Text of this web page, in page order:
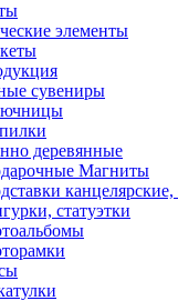
элементы
сувениры
деревянные
Магниты
статуэтки